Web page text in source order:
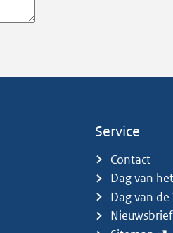
Service
Contact
Dag van
Dag van
Nieuwsbrief